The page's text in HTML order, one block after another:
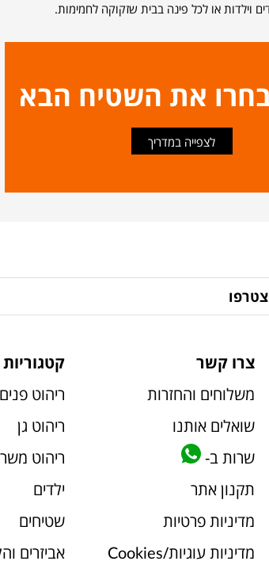
וילדות או לכל פינה בבית שזקוקה לחמימות.
את השטיח הבא
לצפייה במדריך
צרו קשר
משלוחים והחזרות
שואלים אותנו
שרות ב-
תקנון אתר
מדיניות פרטיות
מדיניות עוגיות/Cookies
ריהוט פנים
ריהוט גן
ריהוט
ילדים
שטיחים
אביזרים